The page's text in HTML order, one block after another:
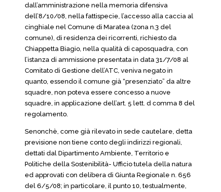
dall’amministrazione nella memoria difensiva
dell’8/10/08, nella fattispecie, l’accesso alla caccia al
cinghiale nel Comune di Maratea (zona n.3 del
comune), di residenza dei ricorrenti, richiesto da
Chiappetta Biagio, nella qualità di caposquadra, con
l’istanza di ammissione presentata in data 31/7/08 al
Comitato di Gestione dell’ATC, veniva negato in
quanto, essendo il comune già “presenziato” da altre
squadre, non poteva essere concesso a nuove
squadre, in applicazione dell’art. 5 lett. d comma 8 del
regolamento.
Senonchè, come già rilevato in sede cautelare, detta
previsione non tiene conto degli indirizzi regionali,
dettati dal Dipartimento Ambiente, Territorio e
Politiche della Sostenibilità- Ufficio tutela della natura
ed approvati con delibera di Giunta Regionale n. 656
del 6/5/08; in particolare, il punto 10, testualmente,